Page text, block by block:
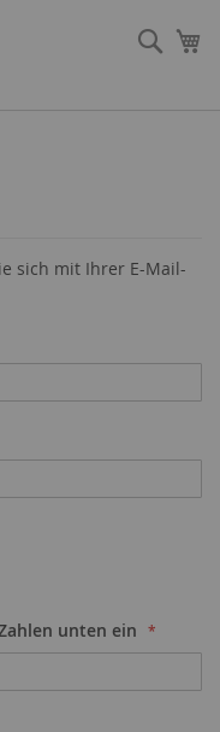
sich mit Ihrer E-Mail-
unten ein